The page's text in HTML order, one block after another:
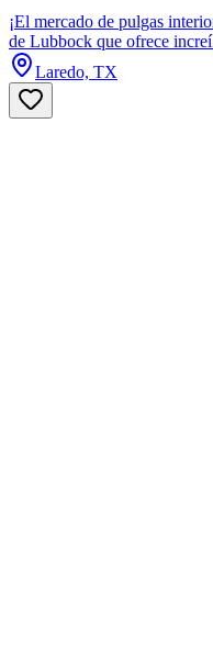
¡El mercado de pulgas
de Lubbock que ofrece
Laredo, TX